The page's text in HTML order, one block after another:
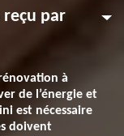
reçu par
à
de l’énergie et
est nécessaire
doivent